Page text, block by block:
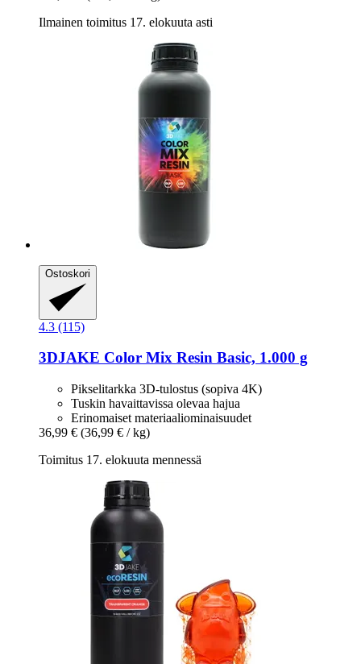
Ilmainen toimitus 17. elokuuta asti
Ostoskori
4.3 (115)
3DJAKE Color Mix Resin Basic, 1.000 g
Pikselitarkka 3D-tulostus (sopiva 4K)
Tuskin havaittavissa olevaa hajua
Erinomaiset materiaaliominaisuudet
36,99 € (36,99 € / kg)
Toimitus 17. elokuuta mennessä